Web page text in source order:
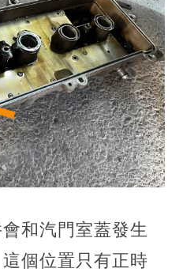
和汽門室蓋發生
個位置只有正時